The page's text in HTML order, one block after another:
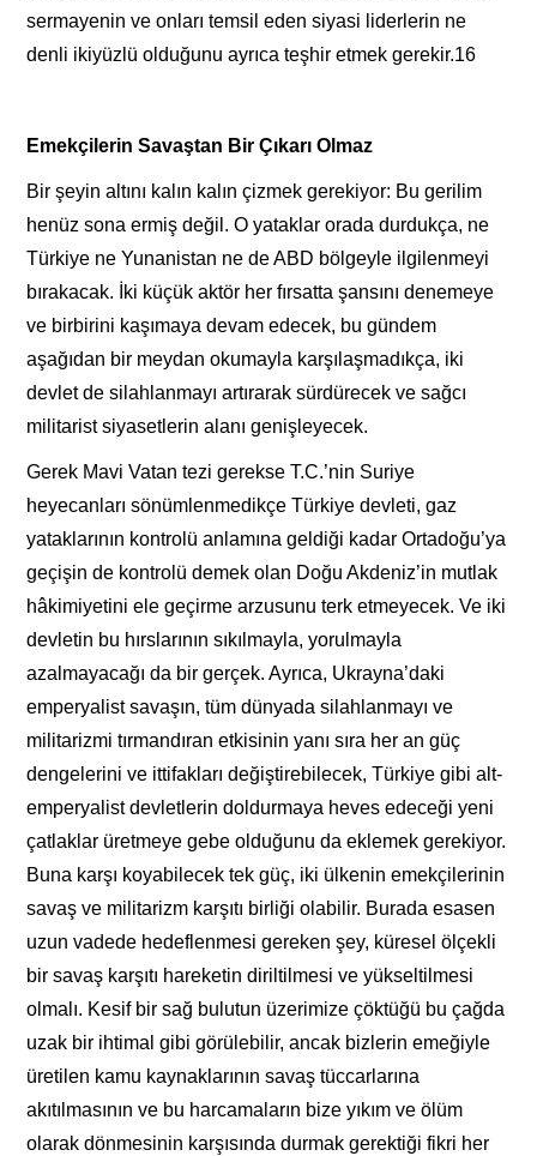
sermayenin ve onları temsil eden siyasi liderlerin ne
denli ikiyüzlü olduğunu ayrıca teşhir etmek gerekir.16
Emekçilerin Savaştan Bir Çıkarı Olmaz
Bir şeyin altını kalın kalın çizmek gerekiyor: Bu gerilim
henüz sona ermiş değil. O yataklar orada durdukça, ne
Türkiye ne Yunanistan ne de ABD bölgeyle ilgilenmeyi
bırakacak. İki küçük aktör her fırsatta şansını denemeye
ve birbirini kaşımaya devam edecek, bu gündem
aşağıdan bir meydan okumayla karşılaşmadıkça, iki
devlet de silahlanmayı artırarak sürdürecek ve sağcı
militarist siyasetlerin alanı genişleyecek.
Gerek Mavi Vatan tezi gerekse T.C.’nin Suriye
heyecanları sönümlenmedikçe Türkiye devleti, gaz
yataklarının kontrolü anlamına geldiği kadar Ortadoğu’ya
geçişin de kontrolü demek olan Doğu Akdeniz’in mutlak
hâkimiyetini ele geçirme arzusunu terk etmeyecek. Ve iki
devletin bu hırslarının sıkılmayla, yorulmayla
azalmayacağı da bir gerçek. Ayrıca, Ukrayna’daki
emperyalist savaşın, tüm dünyada silahlanmayı ve
militarizmi tırmandıran etkisinin yanı sıra her an güç
dengelerini ve ittifakları değiştirebilecek, Türkiye gibi alt-
emperyalist devletlerin doldurmaya heves edeceği yeni
çatlaklar üretmeye gebe olduğunu da eklemek gerekiyor.
Buna karşı koyabilecek tek güç, iki ülkenin emekçilerinin
savaş ve militarizm karşıtı birliği olabilir. Burada esasen
uzun vadede hedeflenmesi gereken şey, küresel ölçekli
bir savaş karşıtı hareketin diriltilmesi ve yükseltilmesi
olmalı. Kesif bir sağ bulutun üzerimize çöktüğü bu çağda
uzak bir ihtimal gibi görülebilir, ancak bizlerin emeğiyle
üretilen kamu kaynaklarının savaş tüccarlarına
akıtılmasının ve bu harcamaların bize yıkım ve ölüm
olarak dönmesinin karşısında durmak gerektiği fikri her